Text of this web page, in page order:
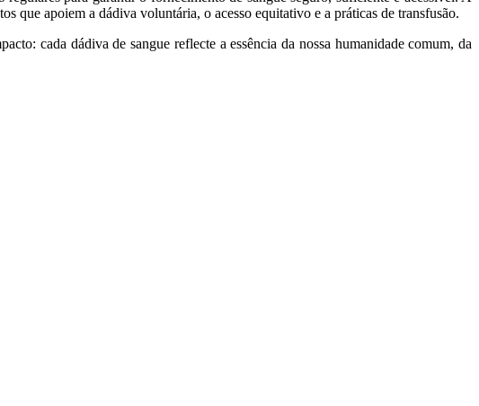
que apoiem a dádiva voluntária, o acesso equitativo e a práticas de transfusão.
cada dádiva de sangue reflecte a essência da nossa humanidade comum, da